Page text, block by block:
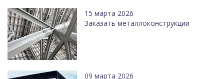
15 марта 2026
Заказать металлоконструкции
09 марта 2026